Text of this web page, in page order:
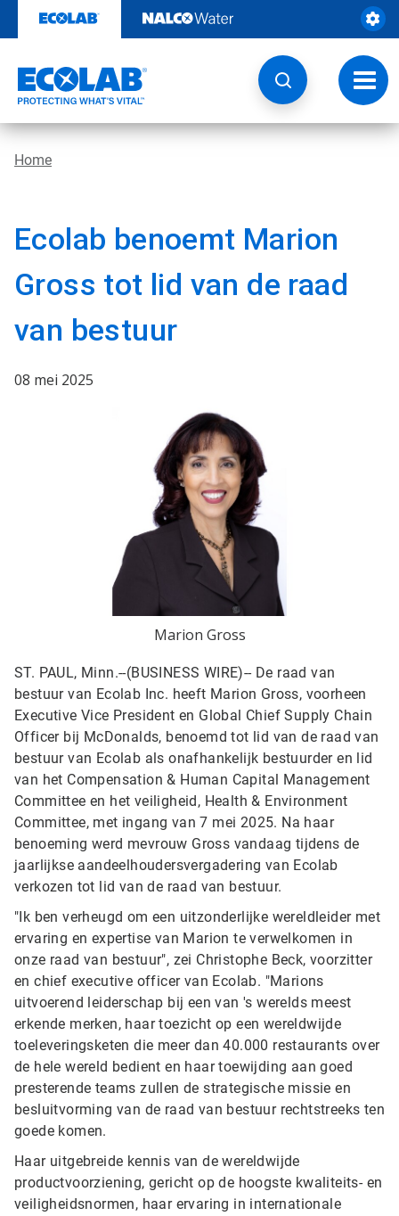
content
Home
Ecolab benoemt Marion
Gross tot lid van de raad
van bestuur
08 mei 2025
Marion Gross
ST. PAUL, Minn.--(BUSINESS WIRE)-- De raad van
bestuur van Ecolab Inc. heeft Marion Gross, voorheen
Executive Vice President en Global Chief Supply Chain
Officer bij McDonalds, benoemd tot lid van de raad van
bestuur van Ecolab als onafhankelijk bestuurder en lid
van het Compensation & Human Capital Management
Committee en het veiligheid, Health & Environment
Committee, met ingang van 7 mei 2025. Na haar
benoeming werd mevrouw Gross vandaag tijdens de
jaarlijkse aandeelhoudersvergadering van Ecolab
verkozen tot lid van de raad van bestuur.
"Ik ben verheugd om een uitzonderlijke wereldleider met
ervaring en expertise van Marion te verwelkomen in
onze raad van bestuur", zei Christophe Beck, voorzitter
en chief executive officer van Ecolab. "Marions
uitvoerend leiderschap bij een van 's werelds meest
erkende merken, haar toezicht op een wereldwijde
toeleveringsketen die meer dan 40.000 restaurants over
de hele wereld bedient en haar toewijding aan goed
presterende teams zullen de strategische missie en
besluitvorming van de raad van bestuur rechtstreeks ten
goede komen.
Haar uitgebreide kennis van de wereldwijde
productvoorziening, gericht op de hoogste kwaliteits- en
veiligheidsnormen, haar ervaring in internationale